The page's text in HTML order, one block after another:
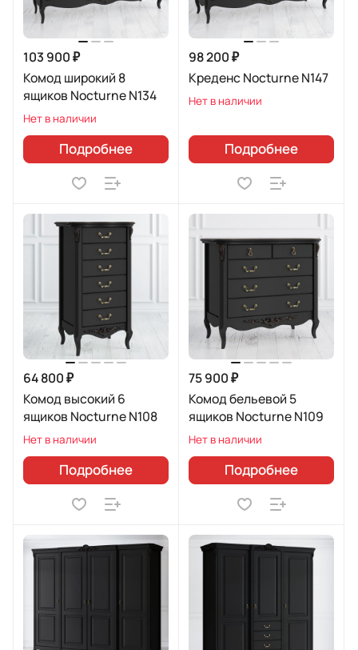
103 900 ₽
Комод широкий 8
ящиков Nocturne N134
Нет в наличии
Подробнее
98 200 ₽
Креденс Nocturne N147
Нет в наличии
Подробнее
64 800 ₽
Комод высокий 6
ящиков Nocturne N108
Нет в наличии
Подробнее
75 900 ₽
Комод бельевой 5
ящиков Nocturne N109
Нет в наличии
Подробнее